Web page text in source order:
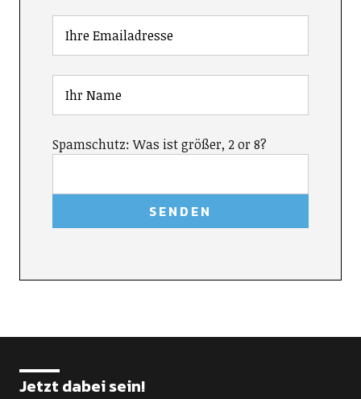
Spamschutz: Was ist größer, 2 or 8?
Jetzt dabei sein!